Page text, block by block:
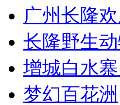
广州长隆
长隆野生
增城白水
梦幻百花洲